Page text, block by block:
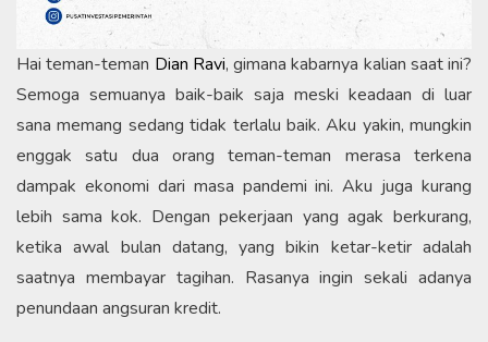
Hai teman-teman Dian Ravi, gimana kabarnya kalian saat ini?
Semoga semuanya baik-baik saja meski keadaan di luar
sana memang sedang tidak terlalu baik. Aku yakin, mungkin
enggak satu dua orang teman-teman merasa terkena
dampak ekonomi dari masa pandemi ini. Aku juga kurang
lebih sama kok. Dengan pekerjaan yang agak berkurang,
ketika awal bulan datang, yang bikin ketar-ketir adalah
saatnya membayar tagihan. Rasanya ingin sekali adanya
penundaan angsuran kredit.